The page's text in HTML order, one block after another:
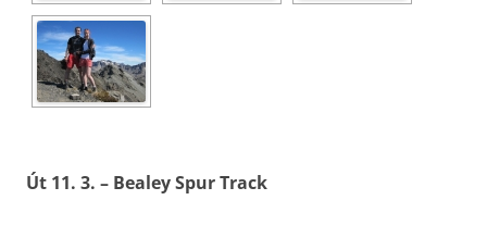
Út 11. 3. – Bealey Spur Track